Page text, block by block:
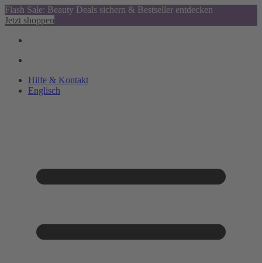
Flash Sale: Beauty Deals sichern & Bestseller entdecken
Jetzt shoppen
Hilfe & Kontakt
Englisch